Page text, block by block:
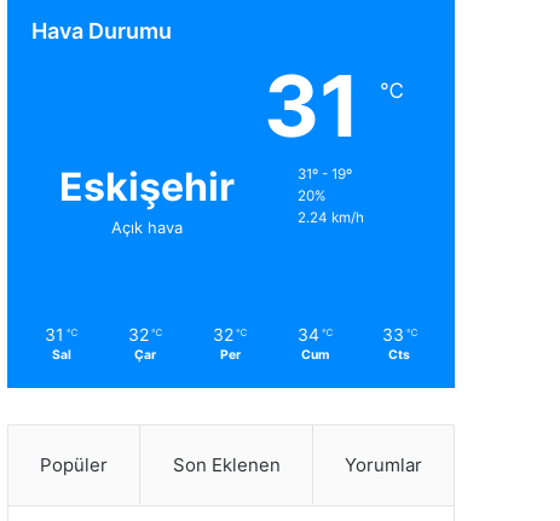
Hava Durumu
Eskişehir
Açık hava
31 ℃
31º - 19º
20%
2.24 km/h
31 ℃
Sal
32 ℃
Çar
32 ℃
Per
34 ℃
Cum
33 ℃
Cts
Popüler Son Eklenen Yorumlar